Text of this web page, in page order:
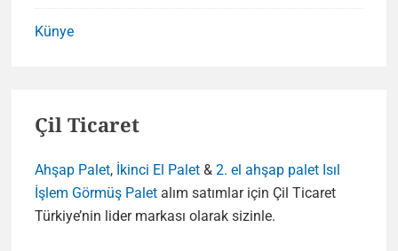
Künye
Çil Ticaret
Ahşap Palet, İkinci El Palet & 2. el ahşap palet Isıl
İşlem Görmüş Palet alım satımlar için Çil Ticaret
Türkiye’nin lider markası olarak sizinle.